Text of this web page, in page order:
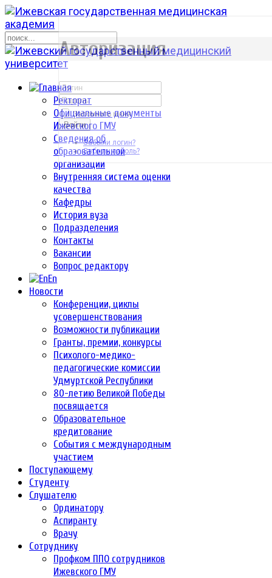
Ректорат
Официальные документы
Ижевского ГМУ
Сведения об
образовательной
организации
Внутренняя система оценки
качества
Кафедры
История вуза
Подразделения
Контакты
Вакансии
Вопрос редактору
En
Новости
Конференции, циклы
усовершенствования
Возможности публикации
Гранты, премии, конкурсы
Психолого-медико-
педагогические комиссии
Удмуртской Республики
80-летию Великой Победы
посвящается
Образовательное
кредитование
События с международным
участием
Поступающему
Студенту
Слушателю
Ординатору
Аспиранту
Врачу
Сотруднику
Профком ППО сотрудников
Ижевского ГМУ
р
Авторизация
Запомнить меня
Войти
Забыли логин?
Забыли пароль?